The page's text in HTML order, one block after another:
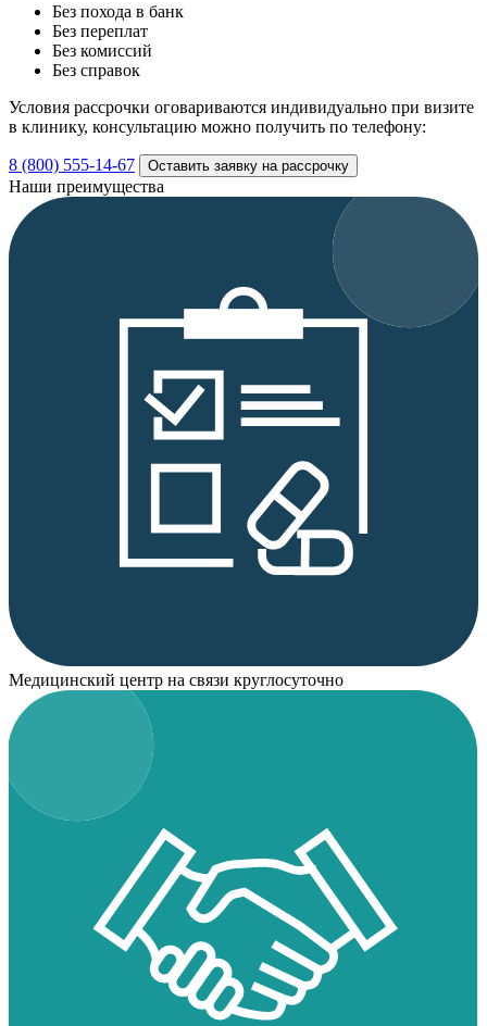
Без похода в банк
Без переплат
Без комиссий
Без справок
Условия рассрочки оговариваются индивидуально при визите
в клинику, консультацию можно получить по телефону:
8 (800) 555-14-67 Оставить заявку на рассрочку
Наши преимущества
Медицинский центр на связи круглосуточно